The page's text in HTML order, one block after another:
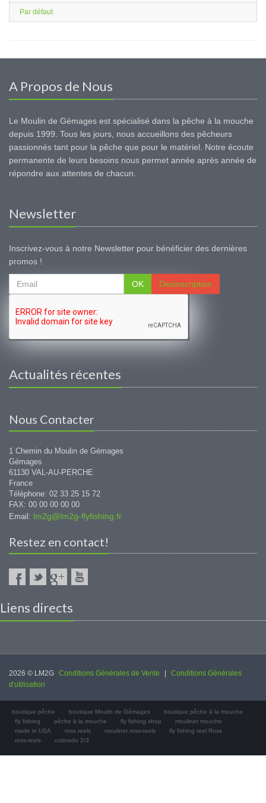
Par défaut
A Propos de Nous
Le Moulin de Gémages est spécialisé dans la pêche à la mouche
depuis 1999. Tous les jours, nous accueillons des pêcheurs
passionnés tant pour la pêche que pour le matériel. Notre écoute
permanente de leurs besoins nous permet année après année de
répondre aux attentes de chacun.
Newsletter
Inscrivez-vous à notre Newsletter pour bénéficier des dernières
promos !
OK Désinscription
Actualités récentes
Nous Contacter
1 Chemin du Moulin de Gémages
Gémages
61130 VAL-AU-PERCHE
France
Téléphone: 02 33 25 15 72
FAX: 00 00 00 00 00
Email: lm2g@lm2g-flyfishing.fr
Restez en contact!
Liens directs
2026 © LM2G Conditions Générales de Vente
Conditions Générales
d'utilisation
boutique pêche boutique Moulin de Gémages
boutique pêche à la mouche
fly fishing
pêche à la mouche fly fishing shop
moulinet mouche
made in USA
ross reels moulinet ross-reels
fly fishing reel Ross
ross-reels
colorado 2/3